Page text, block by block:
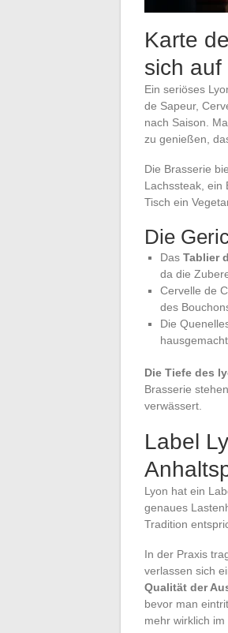
Karte
sich auf
Ein seriöses
de Sapeur,
nach Saison.
zu genießen,
Die Brasserie
Lachssteak, ein
Tisch ein
Die
Das Tablier
da die
Cervelle de
des
Die
Die Tiefe des
Brasserie
verwässert.
Label
Lyon hat ein
genaues
Tradition
In der Praxis
verlassen sich
Qualität der
bevor man
mehr wirklich